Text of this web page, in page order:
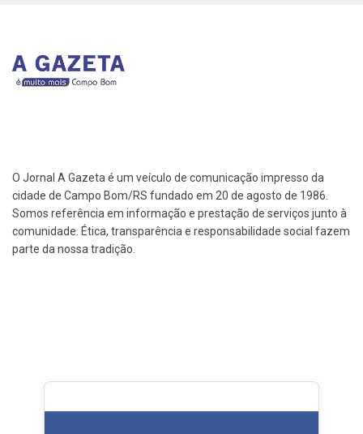
O Jornal A Gazeta é um veículo de comunicação impresso da
cidade de Campo Bom/RS fundado em 20 de agosto de 1986.
Somos referência em informação e prestação de serviços junto à
comunidade. Ética, transparência e responsabilidade social fazem
parte da nossa tradição.